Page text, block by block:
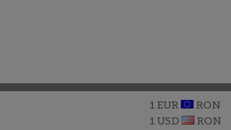
1 EUR
RON
1 USD
RON